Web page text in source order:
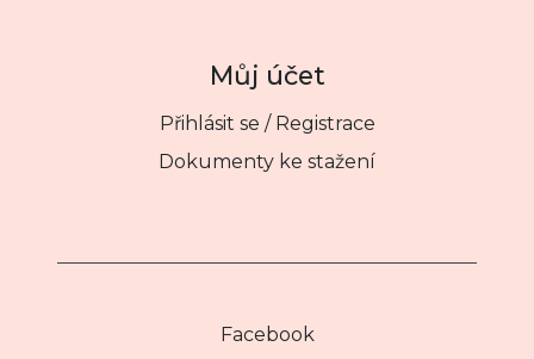
Můj účet
Přihlásit se / Registrace
Dokumenty ke stažení
Facebook